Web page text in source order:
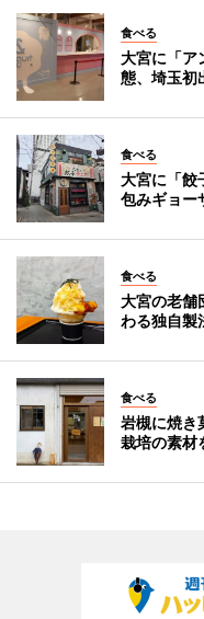
食べる
大宮に「
態、埼玉初
食べる
大宮に「
包みギョー
食べる
大宮の老
わる独自製
食べる
岩槻に焼
栽培の素材